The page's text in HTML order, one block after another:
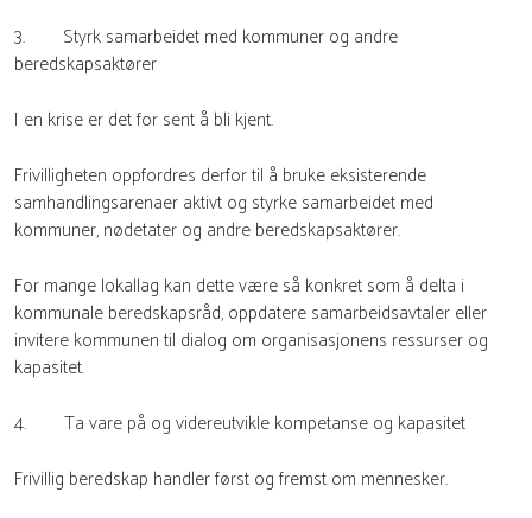
3. Styrk samarbeidet med kommuner og andre
beredskapsaktører
I en krise er det for sent å bli kjent.
Frivilligheten oppfordres derfor til å bruke eksisterende
samhandlingsarenaer aktivt og styrke samarbeidet med
kommuner, nødetater og andre beredskapsaktører.
For mange lokallag kan dette være så konkret som å delta i
kommunale beredskapsråd, oppdatere samarbeidsavtaler eller
invitere kommunen til dialog om organisasjonens ressurser og
kapasitet.
4. Ta vare på og videreutvikle kompetanse og kapasitet
Frivillig beredskap handler først og fremst om mennesker.